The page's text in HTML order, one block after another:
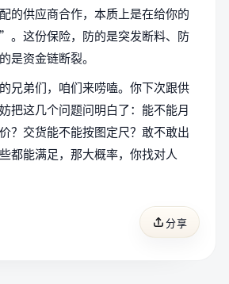
的供应商合作，本质上是在给你的
这份保险，防的是突发断料、防
是资金链断裂。
兄弟们，咱们来唠嗑。你下次跟供
把这几个问题问明白了：能不能月
？交货能不能按图定尺？敢不敢出
都能满足，那大概率，你找对人
分享